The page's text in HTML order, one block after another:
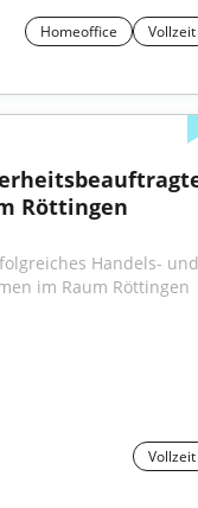
Homeoffice Vollzeit
Röttingen
Handels- und
im Raum Röttingen
Vollzeit